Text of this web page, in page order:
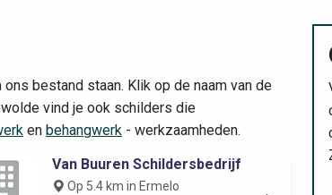
bestand staan. Klik op de naam van de
vind je ook schilders die
en behangwerk - werkzaamheden.
Van Buuren Schildersbedrijf
Op 5.4 km in Ermelo